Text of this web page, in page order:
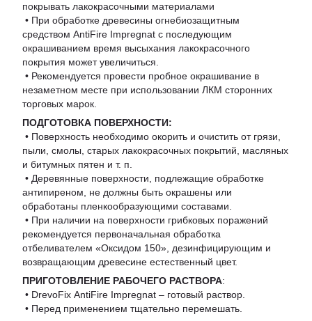
покрывать лакокрасочными материалами
• При обработке древесины огнебиозащитным
средством AntiFire Impregnat с последующим
окрашиванием время высыхания лакокрасочного
покрытия может увеличиться.
• Рекомендуется провести пробное окрашивание в
незаметном месте при использовании ЛКМ сторонних
торговых марок.
ПОДГОТОВКА ПОВЕРХНОСТИ:
• Поверхность необходимо окорить и очистить от грязи,
пыли, смолы, старых лакокрасочных покрытий, масляных
и битумных пятен и т. п.
• Деревянные поверхности, подлежащие обработке
антипиреном, не должны быть окрашены или
обработаны пленкообразующими составами.
• При наличии на поверхности грибковых поражений
рекомендуется первоначальная обработка
отбеливателем «Оксидом 150», дезинфицирующим и
возвращающим древесине естественный цвет.
ПРИГОТОВЛЕНИЕ РАБОЧЕГО РАСТВОРА:
• DrevoFix AntiFire Impregnat – готовый раствор.
• Перед применением тщательно перемешать.